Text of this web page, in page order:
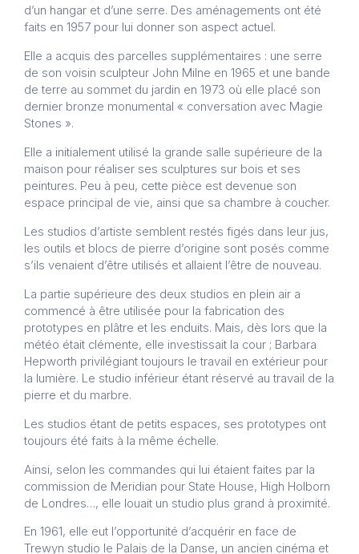
d’un hangar et d’une serre. Des aménagements ont été
faits en 1957 pour lui donner son aspect actuel.
Elle a acquis des parcelles supplémentaires : une serre
de son voisin sculpteur John Milne en 1965 et une bande
de terre au sommet du jardin en 1973 où elle placé son
dernier bronze monumental « conversation avec Magie
Stones ».
Elle a initialement utilisé la grande salle supérieure de la
maison pour réaliser ses sculptures sur bois et ses
peintures. Peu à peu, cette pièce est devenue son
espace principal de vie, ainsi que sa chambre à coucher.
Les studios d’artiste semblent restés figés dans leur jus,
les outils et blocs de pierre d’origine sont posés comme
s’ils venaient d’être utilisés et allaient l’être de nouveau.
La partie supérieure des deux studios en plein air a
commencé à être utilisée pour la fabrication des
prototypes en plâtre et les enduits. Mais, dès lors que la
météo était clémente, elle investissait la cour ; Barbara
Hepworth privilégiant toujours le travail en extérieur pour
la lumière. Le studio inférieur étant réservé au travail de la
pierre et du marbre.
Les studios étant de petits espaces, ses prototypes ont
toujours été faits à la même échelle.
Ainsi, selon les commandes qui lui étaient faites par la
commission de Meridian pour State House, High Holborn
de Londres…, elle louait un studio plus grand à proximité.
En 1961, elle eut l’opportunité d’acquérir en face de
Trewyn studio le Palais de la Danse, un ancien cinéma et